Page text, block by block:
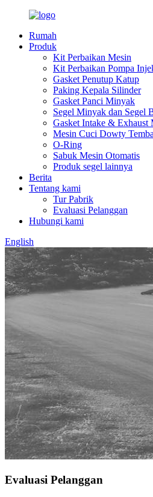
Rumah
Produk
Kit Perbaikan Mesin
Kit Perbaikan Pompa
Gasket Penutup Katup
Paking Kepala Silinder
Gasket Panci Minyak
Segel Minyak dan Segel
Gasket Intake & Exhaust
Mesin Cuci Dowty
O-Ring
Sabuk Mesin Otomatis
Produk segel lainnya
Berita
Tentang kami
Tur Pabrik
Evaluasi Pelanggan
Hubungi kami
English
Evaluasi Pelanggan